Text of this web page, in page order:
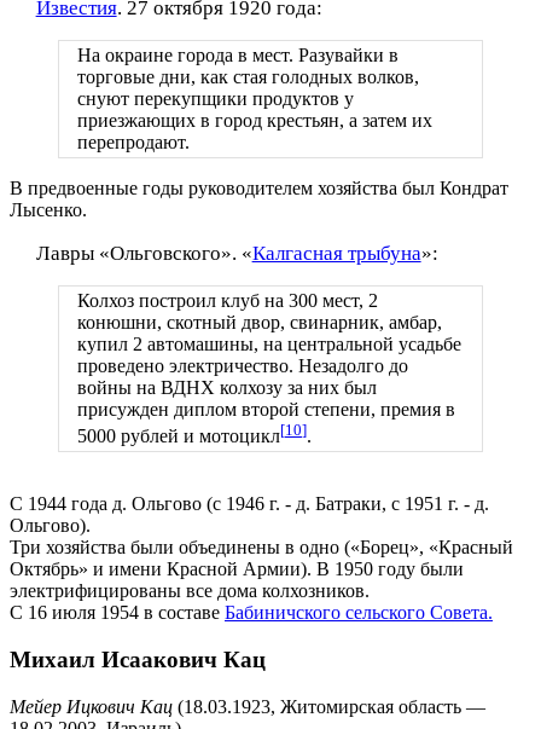
Известия. 27 октября 1920 года:
На окраине города в мест. Разувайки в
торговые дни, как стая голодных волков,
снуют перекупщики продуктов у
приезжающих в город крестьян, а затем их
перепродают.
В предвоенные годы руководителем хозяйства был Кондрат
Лысенко.
Лавры «Ольговского». «Калгасная трыбуна»:
Колхоз построил клуб на 300 мест, 2
конюшни, скотный двор, свинарник, амбар,
купил 2 автомашины, на центральной усадьбе
проведено электричество. Незадолго до
войны на ВДНХ колхозу за них был
присужден диплом второй степени, премия в
5000 рублей и мотоцикл[10].
С 1944 года д. Ольгово (с 1946 г. - д. Батраки, с 1951 г. - д.
Ольгово).
Три хозяйства были объединены в одно («Борец», «Красный
Октябрь» и имени Красной Армии). В 1950 году были
электрифицированы все дома колхозников.
С 16 июля 1954 в составе Бабиничского сельского Совета.
Михаил Исаакович Кац
Мейер Ицкович Кац (18.03.1923, Житомирская область —